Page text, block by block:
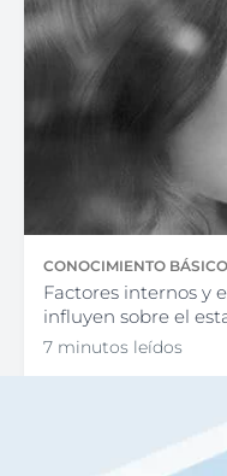
CONOCIMIENTO
Factores internos y
influyen sobre el
7 minutos leídos